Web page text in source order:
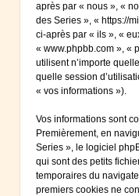
après par « nous », «
des Series », « https://
ci-après par « ils », «
« www.phpbb.com », «
utilisent n’importe
quelle session
« vos informations »).
Vos informations sont
Premièrement, en
Series », le logiciel
qui sont des petits
temporaires du
premiers cookies ne